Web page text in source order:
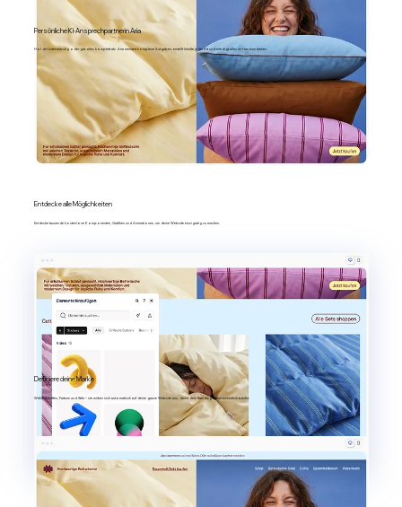
Persönliche KI-Ansprechpartnerin Aria
Hol dir Unterstützung oder gib alles komplett ab. Aria meistert komplexe Aufgaben, erstellt Inhalte jeder Art und erledigt alles im Handumdrehen.
Entdecke alle Möglichkeiten
Entdecke tausende kostenlose Komponenten, Grafiken und Animationen, um deine Website einzigartig zu machen.
Definiere deine Marke
Wähle Schriften, Farben und Stile – sie wirken sich automatisch auf deine ganze Website aus, damit dein Branding immer einheitlich bleibt.